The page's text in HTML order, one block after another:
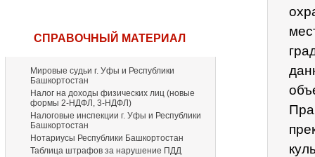
СПРАВОЧНЫЙ МАТЕРИАЛ
Мировые судьи г. Уфы и Республики
Башкортостан
Налог на доходы физических лиц (новые
формы 2-НДФЛ, 3-НДФЛ)
Налоговые инспекции г. Уфы и Республики
Башкортостан
Нотариусы Республики Башкортостан
Таблица штрафов за нарушение ПДД